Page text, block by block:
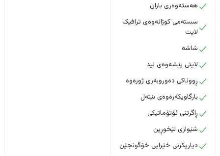
هەستەوەری باران
سستەمی کوژانەوەی ترافیک
لایت
شاشە
لایتی پێشەوەی لید
ڕووناکی دەوروبەری ژورەوە
بارگاویکەرەوەی بێتەل
ڕاگرتنی ئۆتۆماتیکی
شێوازی لێخوڕین
دیاریکرنی خێرایی خۆگونجێن